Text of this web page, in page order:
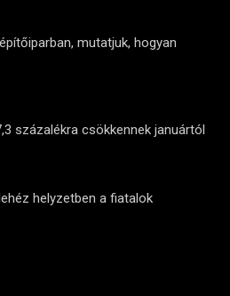
mutatjuk, hogyan
százalékra csökkennek januártól
helyzetben a fiatalok